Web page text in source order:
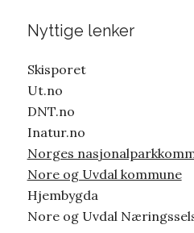
Nyttige lenker
Skisporet
Ut.no
DNT.no
Inatur.no
Norges
Nore og Uvdal kommune
Hjembygda
Nore og Uvdal